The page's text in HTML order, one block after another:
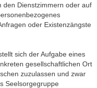
den Dienstzimmern oder auf
oder Existenzängste
sich der Aufgabe eines
gesellschaftlichen Ort
zuzulassen und zwar
Seelsorgegruppe